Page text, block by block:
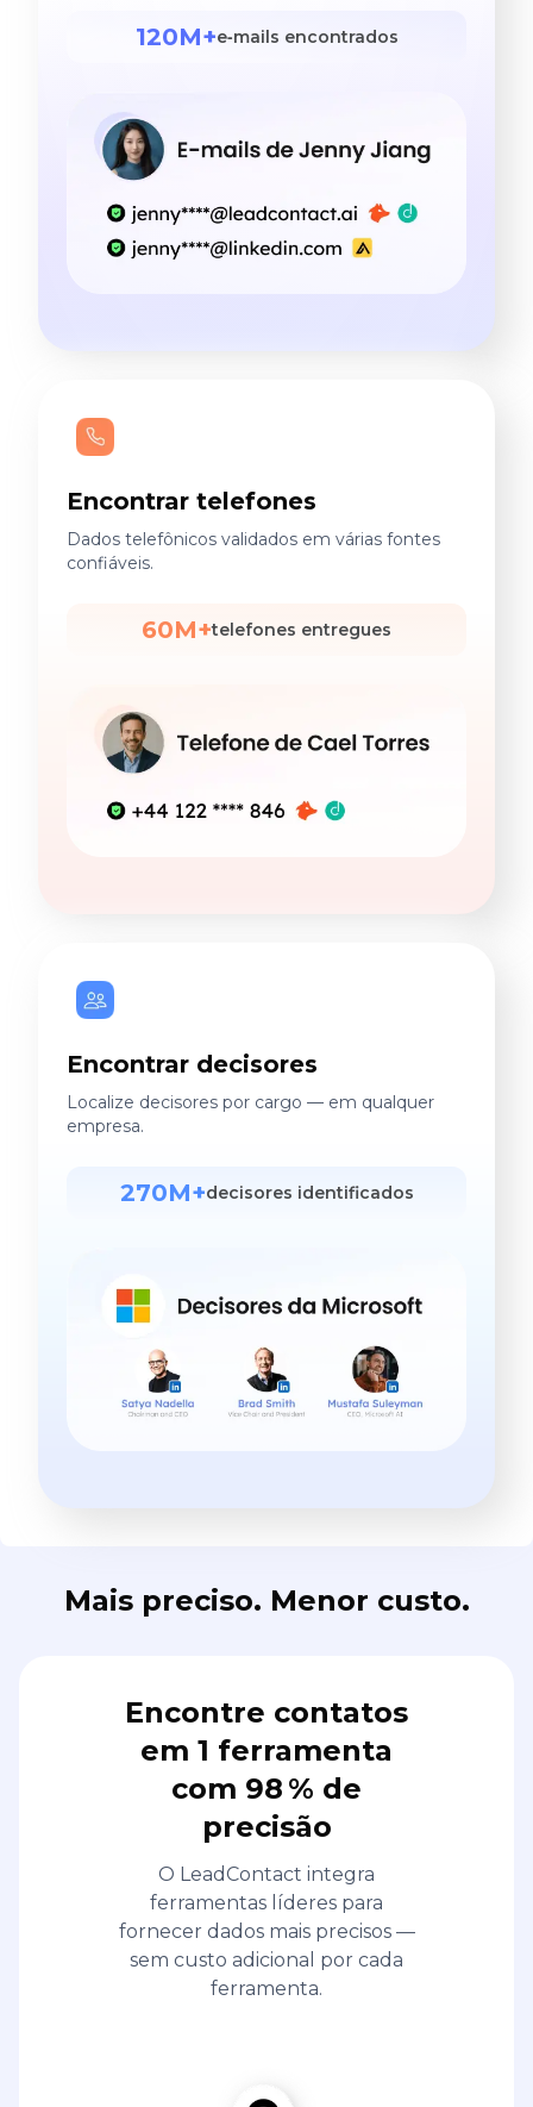
120M+e‑mails encontrados
Encontrar telefones
Dados telefônicos validados em várias fontes
confiáveis.
60M+telefones entregues
Encontrar decisores
Localize decisores por cargo — em qualquer
empresa.
270M+decisores identificados
Mais preciso. Menor custo.
Encontre contatos
em 1 ferramenta
com 98 % de
precisão
O LeadContact integra
ferramentas líderes para
fornecer dados mais precisos —
sem custo adicional por cada
ferramenta.